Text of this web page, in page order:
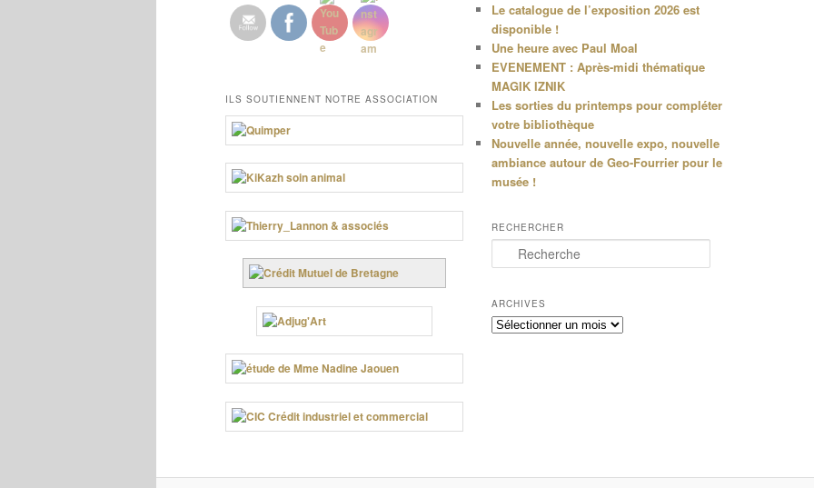
ILS SOUTIENNENT NOTRE ASSOCIATION
Le catalogue de l’exposition 2026 est
disponible !
Une heure avec Paul Moal
EVENEMENT : Après-midi thématique
MAGIK IZNIK
Les sorties du printemps pour compléter
votre bibliothèque
Nouvelle année, nouvelle expo, nouvelle
ambiance autour de Geo-Fourrier pour le
musée !
RECHERCHER
e
h
e
r
ARCHIVES
Archives